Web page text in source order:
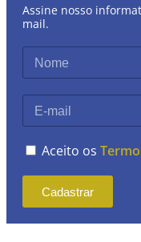
Assine nosso
mail.
Aceito os
Cadastrar